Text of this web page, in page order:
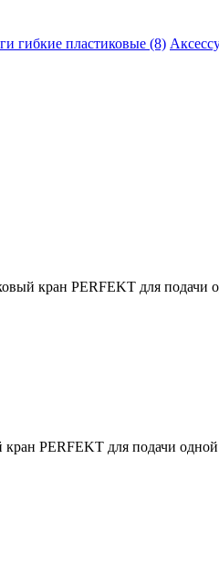
гибкие пластиковые (8)
кран PERFEKT для подачи
PERFEKT для подачи